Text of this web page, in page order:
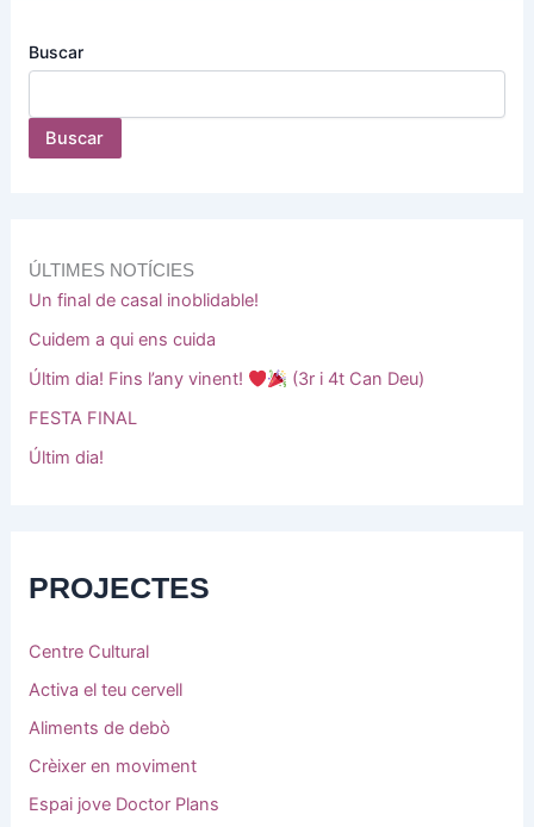
Buscar
Buscar
ÚLTIMES NOTÍCIES
Un final de casal inoblidable!
Cuidem a qui ens cuida
Últim dia! Fins l’any vinent!
(3r i 4t Can Deu)
FESTA FINAL
Últim dia!
PROJECTES
Centre Cultural
Activa el teu cervell
Aliments de debò
Crèixer en moviment
Espai jove Doctor Plans